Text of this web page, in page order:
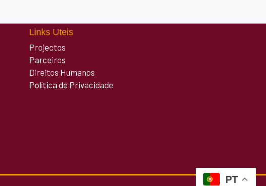
Links Uteis
Projectos
Parceiros
Direitos Humanos
Política de Privacidade
PT